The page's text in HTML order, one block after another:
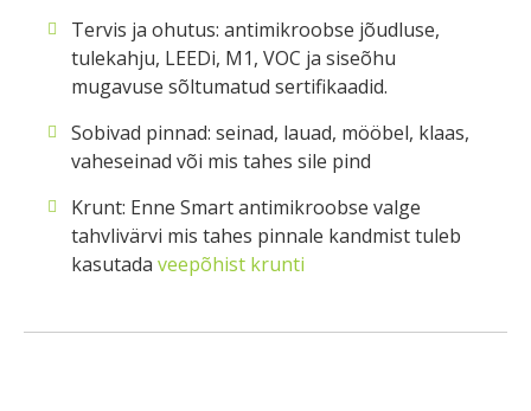
Tervis ja ohutus: antimikroobse jõudluse,
tulekahju, LEEDi, M1, VOC ja siseõhu
mugavuse sõltumatud sertifikaadid.
Sobivad pinnad: seinad, lauad, mööbel, klaas,
vaheseinad või mis tahes sile pind
Krunt: Enne Smart antimikroobse valge
tahvlivärvi mis tahes pinnale kandmist tuleb
kasutada veepõhist krunti